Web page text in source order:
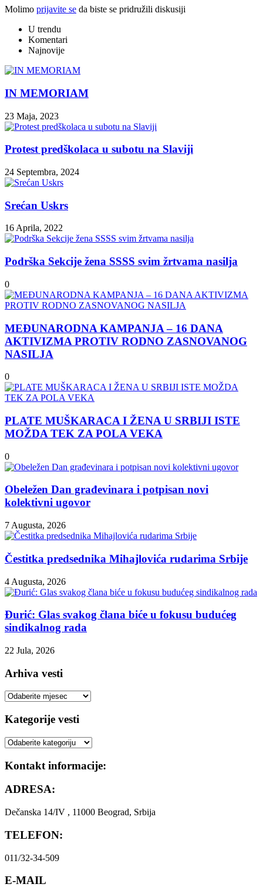
Molimo prijavite se da biste se pridružili diskusiji
U trendu
Komentari
Najnovije
IN MEMORIAM
23 Maja, 2023
Protest predškolaca u subotu na Slaviji
24 Septembra, 2024
Srećan Uskrs
16 Aprila, 2022
Podrška Sekcije žena SSSS svim žrtvama nasilјa
0
MEĐUNARODNA KAMPANJA – 16 DANA
AKTIVIZMA PROTIV RODNO ZASNOVANOG
NASILЈA
0
PLATE MUŠKARACA I ŽENA U SRBIJI ISTE
MOŽDA TEK ZA POLA VEKA
0
Obeležen Dan građevinara i potpisan novi
kolektivni ugovor
7 Augusta, 2026
Čestitka predsednika Mihajlovića rudarima Srbije
4 Augusta, 2026
Đurić: Glas svakog člana biće u fokusu budućeg
sindikalnog rada
22 Jula, 2026
Arhiva vesti
Arhiva
Kategorije vesti
Kategorije
Kontakt informacije:
ADRESA:
Dečanska 14/IV , 11000 Beograd, Srbija
TELEFON:
011/32-34-509
E-MAIL